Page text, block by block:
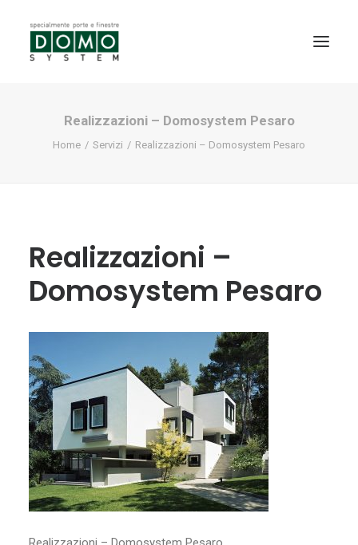
SHOWROOM
NEWS
CONTATTI
RICERCA
Realizzazioni – Domosystem Pesaro
Home Servizi Realizzazioni – Domosystem Pesaro
Realizzazioni –
Domosystem Pesaro